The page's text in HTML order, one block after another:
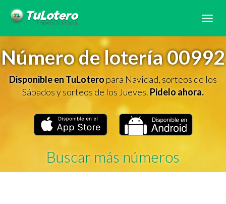
Número de lotería 00992
Disponible en TuLoteropara Navidad, sorteos de los
Sábados y sorteos de los Jueves.Pidelo ahora.
Buscar más números